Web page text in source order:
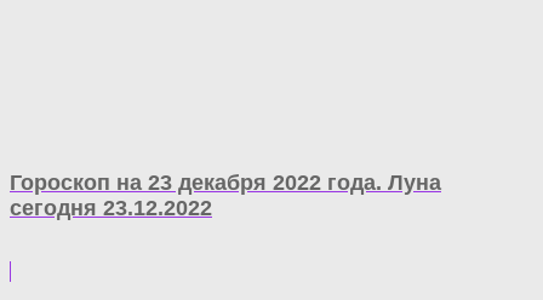
Гороскоп на 23 декабря 2022 года. Луна
сегодня 23.12.2022